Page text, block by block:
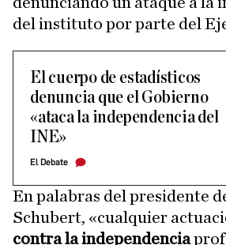
del instituto por parte del
El cuerpo de estadísticos
denuncia que el Gobierno
«ataca la independencia del
INE»
El Debate
En palabras del presidente
Schubert, «cualquier
contra la independencia